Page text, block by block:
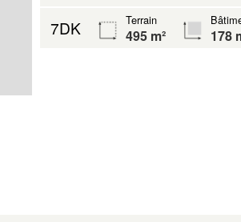
7DK Terrain
495 m² 178